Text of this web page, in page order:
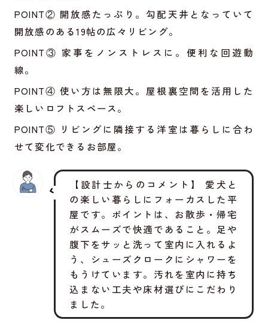
POINT② 開放感たっぷり。勾配天井となっていて
開放感のある19帖の広々リビング。
POINT③ 家事をノンストレスに。便利な回遊動
線。
POINT④ 使い方は無限大。屋根裏空間を活用した
楽しいロフトスペース。
POINT⑤ リビングに隣接する洋室は暮らしに合わ
せて変化できるお部屋。
【設計士からのコメント】 愛犬と
の楽しい暮らしにフォーカスした平
屋です。ポイントは、お散歩・帰宅
がスムーズで快適であること。足や
腹下をサッと洗って室内に入れるよ
う、シューズクロークにシャワーを
もうけています。汚れを室内に持ち
込まない工夫や床材選びにこだわり
ました。